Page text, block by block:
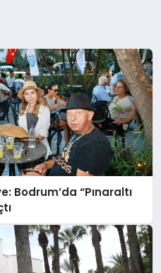
Bodrum’da “Pınaraltı